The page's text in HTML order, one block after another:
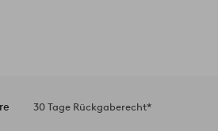
30 Tage Rückgaberecht*